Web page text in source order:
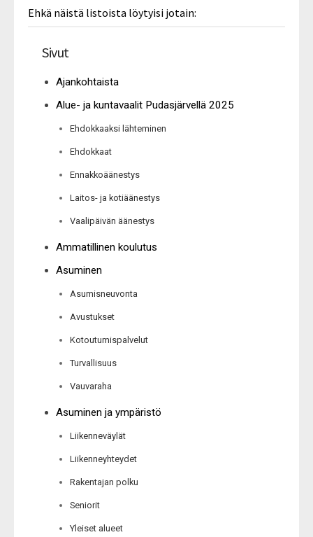
Ehkä näistä listoista löytyisi jotain:
Sivut
Ajankohtaista
Alue- ja kuntavaalit Pudasjärvellä 2025
Ehdokkaaksi lähteminen
Ehdokkaat
Ennakkoäänestys
Laitos- ja kotiäänestys
Vaalipäivän äänestys
Ammatillinen koulutus
Asuminen
Asumisneuvonta
Avustukset
Kotoutumispalvelut
Turvallisuus
Vauvaraha
Asuminen ja ympäristö
Liikenneväylät
Liikenneyhteydet
Rakentajan polku
Seniorit
Yleiset alueet